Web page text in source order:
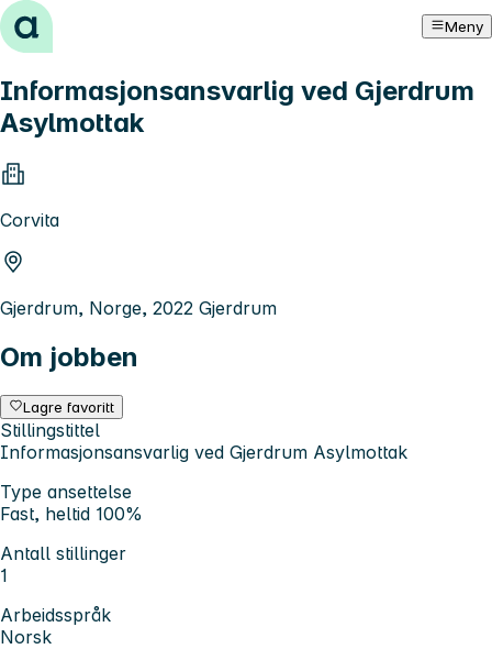
Hopp til innhold Meny
Informasjonsansvarlig ved Gjerdrum
Asylmottak
Corvita
Gjerdrum, Norge, 2022 Gjerdrum
Om jobben
Lagre favoritt
Stillingstittel
Informasjonsansvarlig ved Gjerdrum Asylmottak
Type ansettelse
Fast, heltid 100%
Antall stillinger
1
Arbeidsspråk
Norsk